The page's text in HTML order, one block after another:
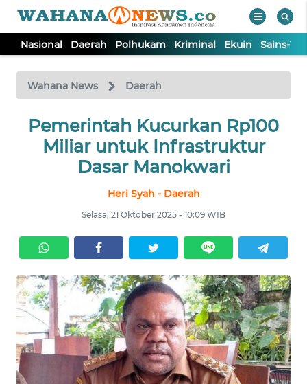
Nasional Daerah Polhukam Kriminal Ekuin Sains-
Wahana News Daerah
Pemerintah Kucurkan Rp100
Miliar untuk Infrastruktur
Dasar Manokwari
Heri Syah - Daerah
Selasa, 21 Oktober 2025 - 10:09 WIB
TV
Tutup
NASIONAL
KRIMINAL
EKUIN
SAINS-TEKNO
KESEHATAN